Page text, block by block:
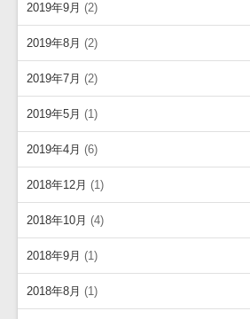
2019年9月 (2)
2019年8月 (2)
2019年7月 (2)
2019年5月 (1)
2019年4月 (6)
2018年12月 (1)
2018年10月 (4)
2018年9月 (1)
2018年8月 (1)